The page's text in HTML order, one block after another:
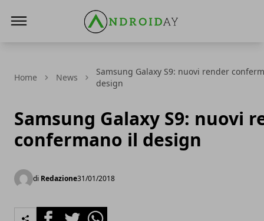
Home News
Samsung Galaxy S9: nuovi render
design
Samsung Galaxy S9: nuovi
confermano il design
di Redazione31/01/2018
FacebookTwitterWhatsapp